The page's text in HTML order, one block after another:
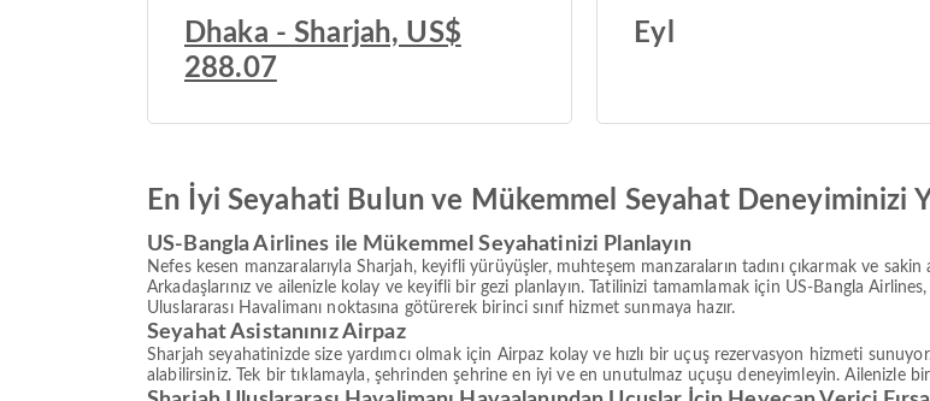
Dhaka - Sharjah, US$
288.07
Eyl
En İyi Seyahati Bulun ve Mükemmel Seyahat Deneyiminizi
US-Bangla Airlines ile Mükemmel Seyahatinizi Planlayın
Nefes kesen manzaralarıyla Sharjah, keyifli yürüyüşler, muhteşem manzaraların tadını çıkarmak ve
Arkadaşlarınız ve ailenizle kolay ve keyifli bir gezi planlayın. Tatilinizi tamamlamak için US-Bangla
Uluslararası Havalimanı noktasına götürerek birinci sınıf hizmet sunmaya hazır.
Seyahat Asistanınız Airpaz
Sharjah seyahatinizde size yardımcı olmak için Airpaz kolay ve hızlı bir uçuş rezervasyon hizmeti
alabilirsiniz. Tek bir tıklamayla, şehrinden şehrine en iyi ve en unutulmaz uçuşu deneyimleyin. Ailenizle